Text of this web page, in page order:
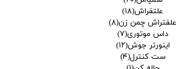
علتفراش(۱۸)
علفتراش چمن زن(۸)
داس موتوری(۷)
اینورتر جوش(۱۲)
ست کنترل(۴)